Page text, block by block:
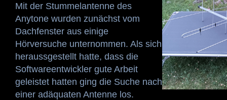
Mit der Stummelantenne des
Anytone wurden zunächst vom
Dachfenster aus einige
Hörversuche unternommen. Als sich
heraussgestellt hatte, dass die
Softwareentwickler gute Arbeit
geleistet hatten ging die Suche nach
einer adäquaten Antenne los.